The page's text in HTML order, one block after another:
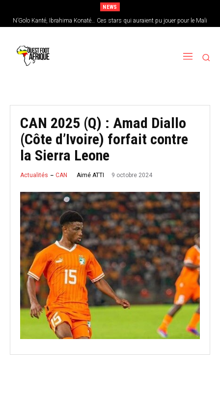
NEWS
N’Golo Kanté, Ibrahima Konaté… Ces stars qui auraient pu jouer pour le Mali
Sénégal : Patrick Vieira en pole position pour remplacer Pape Thiaw
CAN 2025 (Q) : Amad Diallo
(Côte d’Ivoire) forfait contre
la Sierra Leone
Actualités CAN Aimé ATTI 9 octobre 2024